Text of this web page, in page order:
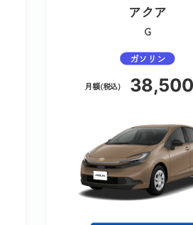
アクア
G
ガソリン
月額(税込) 38,500